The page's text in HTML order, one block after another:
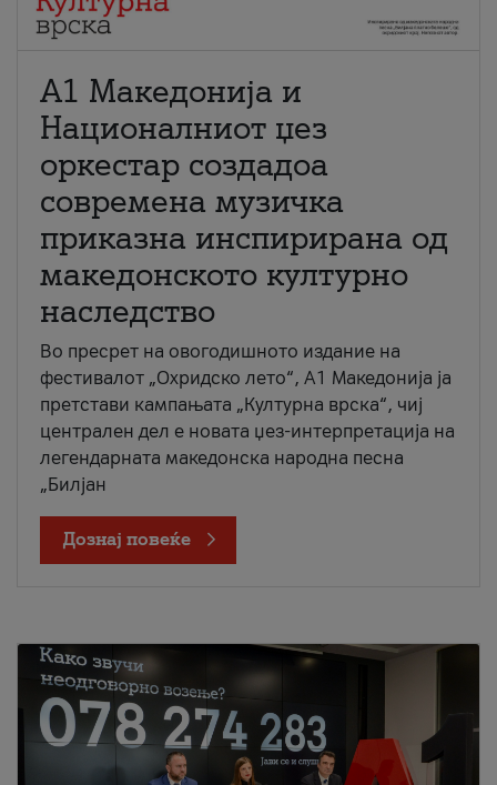
А1 Македонија и
Националниот џез
оркестар создадоа
современа музичка
приказна инспирирана од
македонското културно
наследство
Во пресрет на овогодишното издание на
фестивалот „Охридско лето“, А1 Македонија ја
претстави кампањата „Културна врска“, чиј
централен дел е новата џез-интерпретација на
легендарната македонска народна песна
„Билјан
Дознај повеќе